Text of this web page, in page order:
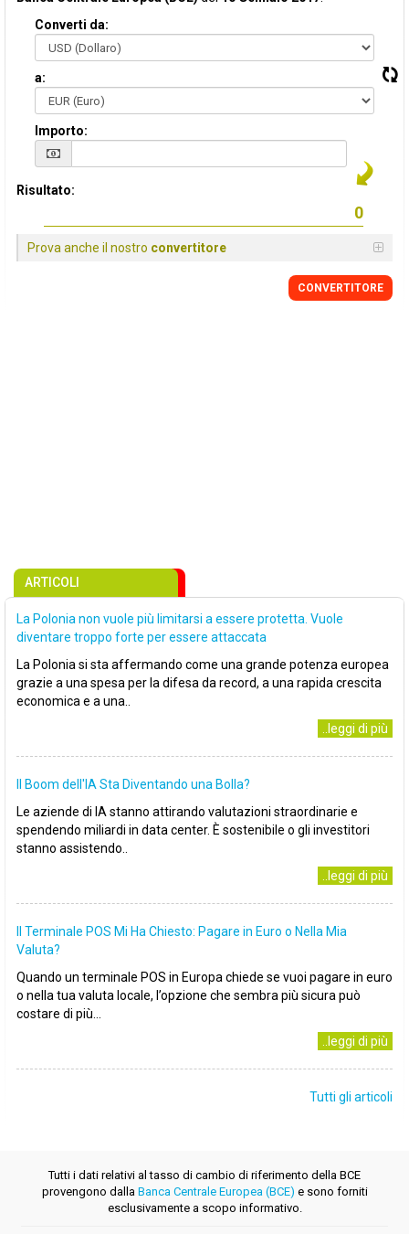
Converti da:
a:
Importo:
Risultato:
Prova anche il nostro convertitore
CONVERTITORE
ARTICOLI
La Polonia non vuole più limitarsi a essere protetta. Vuole
diventare troppo forte per essere attaccata
La Polonia si sta affermando come una grande potenza europea
grazie a una spesa per la difesa da record, a una rapida crescita
economica e a una..
..leggi di più
Il Boom dell'IA Sta Diventando una Bolla?
Le aziende di IA stanno attirando valutazioni straordinarie e
spendendo miliardi in data center. È sostenibile o gli investitori
stanno assistendo..
..leggi di più
Il Terminale POS Mi Ha Chiesto: Pagare in Euro o Nella Mia
Valuta?
Quando un terminale POS in Europa chiede se vuoi pagare in euro
o nella tua valuta locale, l’opzione che sembra più sicura può
costare di più...
..leggi di più
Tutti gli articoli
Tutti i dati relativi al tasso di cambio di riferimento della BCE
provengono dalla Banca Centrale Europea (BCE) e sono forniti
esclusivamente a scopo informativo.